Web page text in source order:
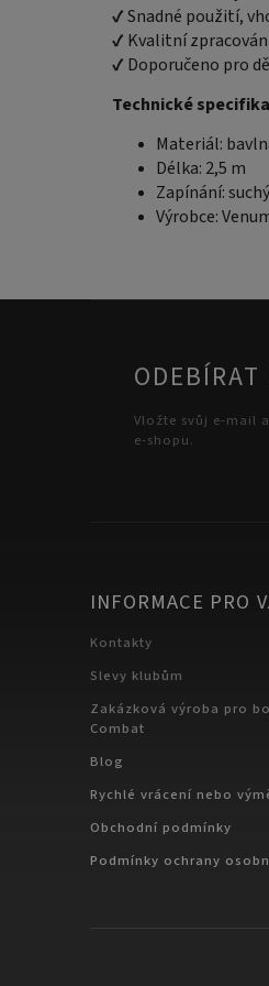
✔ Snadné použití,
✔ Kvalitní
✔ Doporučeno pro
Technické
Materiál:
Délka: 2,5 m
Zapínání:
Výrobce:
Vložte svůj e-mail
e-shopu.
INFORMACE PRO
Kontakty
Slevy klubům
Zakázková výroba pro
Combat
Blog
Rychlé vrácení nebo
Obchodní podmínky
Podmínky ochrany